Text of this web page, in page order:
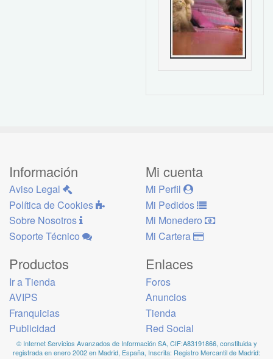
Información
Aviso Legal
Política de Cookies
Sobre Nosotros
Soporte Técnico
Mi cuenta
Mi Perfil
Mi Pedidos
Mi Monedero
Mi Cartera
Productos
Ir a Tienda
AVIPS
Franquicias
Publicidad
Enlaces
Foros
Anuncios
Tienda
Red Social
© Internet Servicios Avanzados de Información SA, CIF:A83191866, constituida y
registrada en enero 2002 en Madrid, España, Inscrita: Registro Mercantil de Madrid: